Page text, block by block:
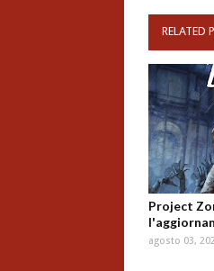
RELATED
Project
agosto 03,